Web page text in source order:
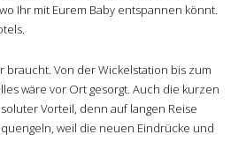
Ihr mit Eurem Baby entspannen könnt.
braucht. Von der Wickelstation bis zum
wäre vor Ort gesorgt. Auch die kurzen
Vorteil, denn auf langen Reise
weil die neuen Eindrücke und